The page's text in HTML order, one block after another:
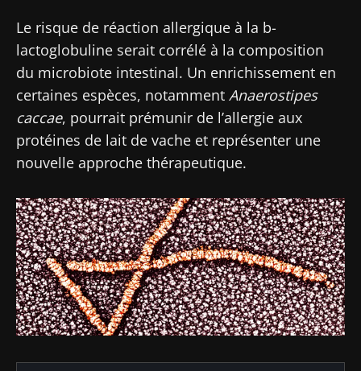
Le risque de réaction allergique à la b-
lactoglobuline serait corrélé à la composition
du microbiote intestinal. Un enrichissement en
certaines espèces, notamment Anaerostipes
caccae, pourrait prémunir de l’allergie aux
protéines de lait de vache et représenter une
nouvelle approche thérapeutique.